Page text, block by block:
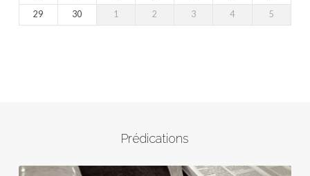
29
30 1 2 3 4 5
Prédications